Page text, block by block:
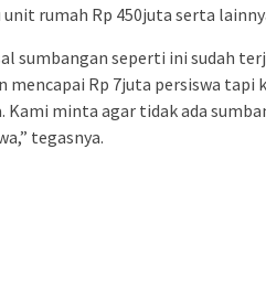
rumah Rp 450juta serta
sumbangan seperti ini sudah
mencapai Rp 7juta persiswa tapi
minta agar tidak ada
tegasnya.